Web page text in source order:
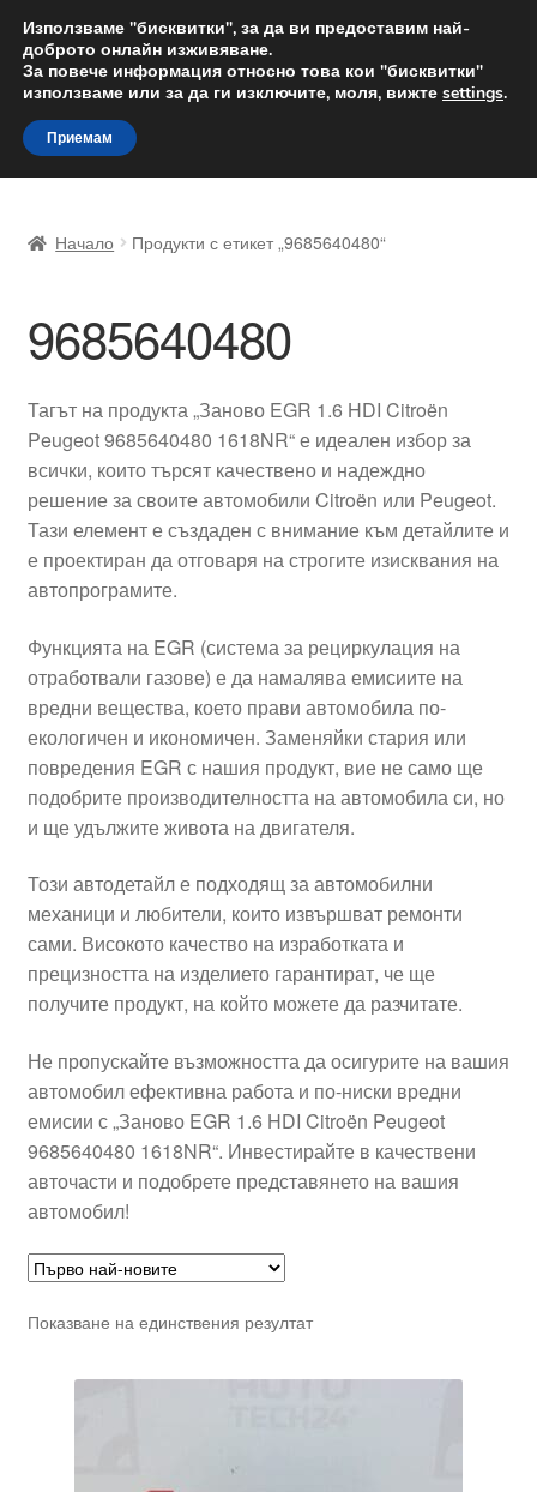
ДОСТАВКА от 12 лв.
Доставка по целия свят
Skip
to
navigation
Skip
to
content
Доставка по целия свят
Жалби
Количка
Контакт
Моята сметка
Плащанията
Политика за поверителност
Правила и условия
Процедура за рекламации
Разгледайте
Транспорт
Начало Продукти с етикет „9685640480“
9685640480
Тагът на продукта „Заново EGR 1.6 HDI Citroën
Peugeot 9685640480 1618NR“ е идеален избор за
всички, които търсят качествено и надеждно
решение за своите автомобили Citroën или Peugeot.
Тази елемент е създаден с внимание към детайлите и
е проектиран да отговаря на строгите изисквания на
автопрограмите.
Функцията на EGR (система за рециркулация на
отработвали газове) е да намалява емисиите на
вредни вещества, което прави автомобила по-
екологичен и икономичен. Заменяйки стария или
повредения EGR с нашия продукт, вие не само ще
подобрите производителността на автомобила си, но
и ще удължите живота на двигателя.
Този автодетайл е подходящ за автомобилни
механици и любители, които извършват ремонти
сами. Високото качество на изработката и
прецизността на изделието гарантират, че ще
получите продукт, на който можете да разчитате.
Не пропускайте възможността да осигурите на вашия
автомобил ефективна работа и по-ниски вредни
емисии с „Заново EGR 1.6 HDI Citroën Peugeot
9685640480 1618NR“. Инвестирайте в качествени
авточасти и подобрете представянето на вашия
автомобил!
Показване на единствения резултат
Използваме "бисквитки", за да ви предоставим най-
доброто онлайн изживяване.
За повече информация относно това кои "бисквитки"
използваме или за да ги изключите, моля, вижте settings.
Приемам